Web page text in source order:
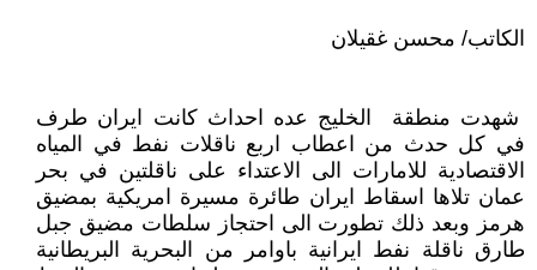
الكاتب/ محسن غقيلان
شهدت منطقة الخليج عده احداث كانت ايران طرف
في كل حدث من اعطاب اربع ناقلات نفط في المياه
الاقتصادية للامارات الى الاعتداء على ناقلتين في بحر
عمان تلاها اسقاط ايران طائرة مسيرة امريكية بمضيق
هرمز وبعد ذلك تطورت الى احتجاز سلطات مضيق جبل
طارق ناقلة نفط ايرانية باوامر من البحرية البريطانية